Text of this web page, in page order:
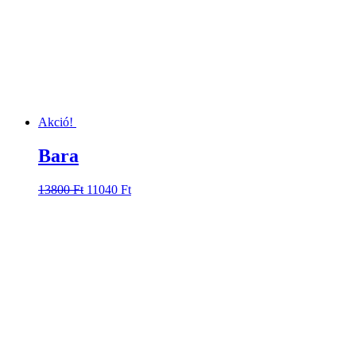
Akció!
Bara
13800Ft Original
11040 FtCurrent